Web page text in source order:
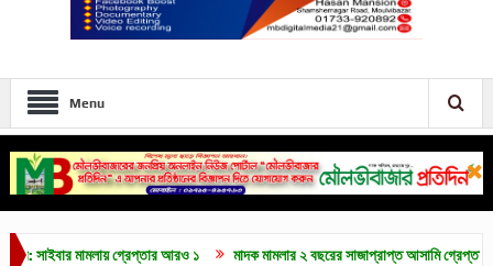
Menu
মামলায় গ্রেপ্তার আরও ১ মাদক মামলার ২ বছরের সাজাপ্রাপ্ত আসামি গ্রেপ্তার